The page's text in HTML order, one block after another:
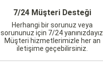
7/24 Müşteri Desteği
Herhangi bir sorunuz veya
sorununuz için 7/24 yanınızdayız.
Müşteri hizmetlerimizle her an
iletişime geçebilirsiniz.